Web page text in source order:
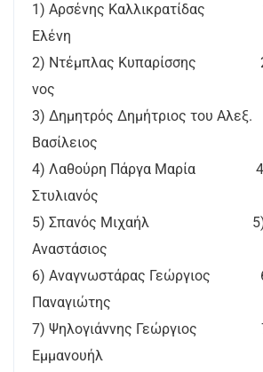
1) Αρσένης Καλλικρατίδας
Ελένη
2) Ντέμπλας Κυπαρίσσης
νος
3) Δημητρός Δημήτριος του
Βασίλειος
4) Λαθούρη Πάργα Μαρία 4)
Στυλιανός
5) Σπανός Μιχαήλ 5)
Αναστάσιος
6) Αναγνωστάρας Γεώργιος
Παναγιώτης
7) Ψηλογιάννης Γεώργιος 7)
Εμμανουήλ